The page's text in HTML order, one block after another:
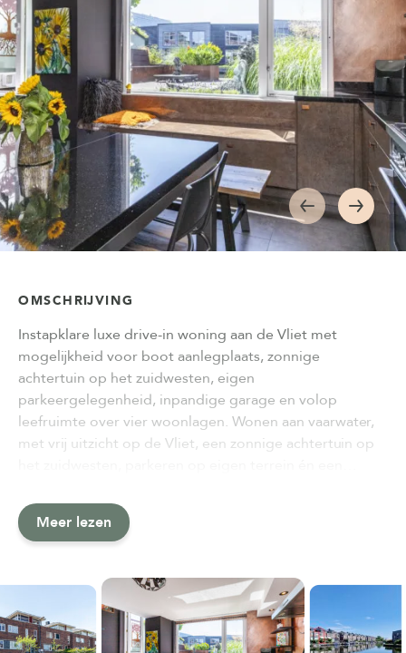
OMSCHRIJVING
Instapklare luxe drive-in woning aan de Vliet met
mogelijkheid voor boot aanlegplaats, zonnige
achtertuin op het zuidwesten, eigen
parkeergelegenheid, inpandige garage en volop
leefruimte over vier woonlagen. Wonen aan vaarwater,
met vrij uitzicht op de Vliet, een zonnige achtertuin op
Meer lezen